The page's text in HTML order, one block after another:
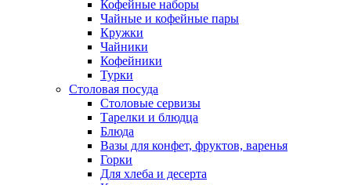
Кофейные наборы
Чайные и кофейные пары
Кружки
Чайники
Кофейники
Турки
Столовая посуда
Столовые сервизы
Тарелки и блюдца
Блюда
Вазы для конфет, фруктов, варенья
Горки
Для хлеба и десерта